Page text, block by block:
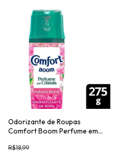
Odorizante de Roupas
Comfort Boom Perfume em
R$18,99